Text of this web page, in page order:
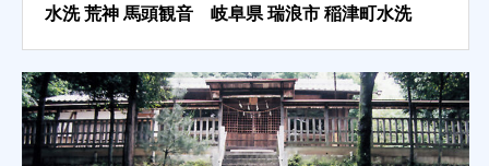
水洗 荒神 馬頭観音 岐阜県 瑞浪市 稲津町水洗